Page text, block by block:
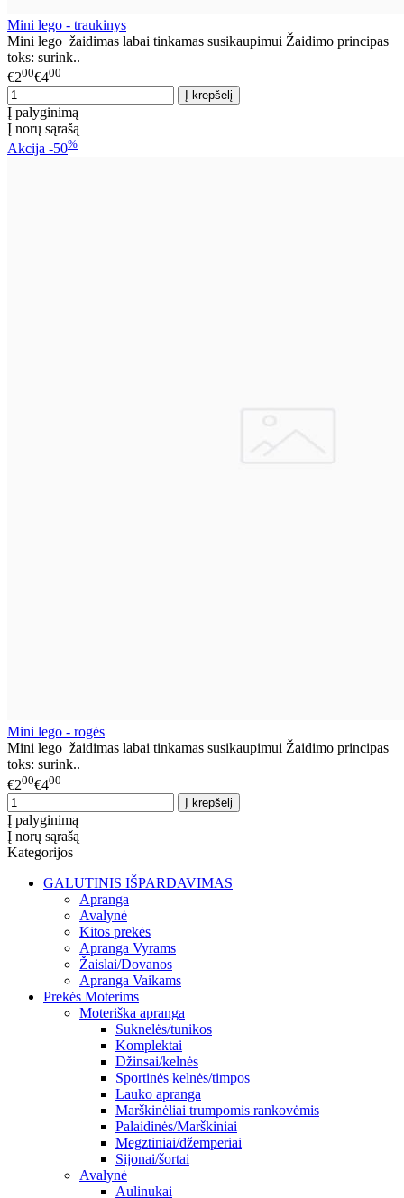
Mini lego - traukinys
Mini lego žaidimas labai tinkamas susikaupimui Žaidimo principas
toks: surink..
€200€400
Į palyginimą
Į norų sąrašą
Akcija -50%
Mini lego - rogės
Mini lego žaidimas labai tinkamas susikaupimui Žaidimo principas
toks: surink..
€200€400
Į palyginimą
Į norų sąrašą
Kategorijos
GALUTINIS IŠPARDAVIMAS
Apranga
Avalynė
Kitos prekės
Apranga Vyrams
Žaislai/Dovanos
Apranga Vaikams
Prekės Moterims
Moteriška apranga
Suknelės/tunikos
Komplektai
Džinsai/kelnės
Sportinės kelnės/timpos
Lauko apranga
Marškinėliai trumpomis rankovėmis
Palaidinės/Marškiniai
Megztiniai/džemperiai
Sijonai/šortai
Avalynė
Aulinukai